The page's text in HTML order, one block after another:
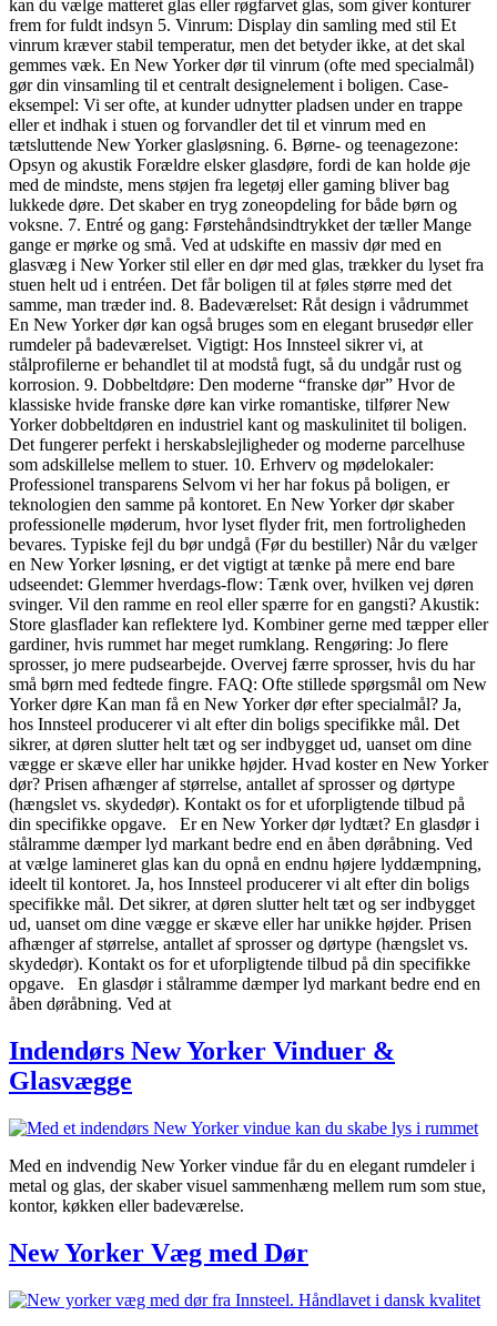
kan du vælge matteret glas eller røgfarvet glas, som giver konturer
frem for fuldt indsyn 5. Vinrum: Display din samling med stil Et
vinrum kræver stabil temperatur, men det betyder ikke, at det skal
gemmes væk. En New Yorker dør til vinrum (ofte med specialmål)
gør din vinsamling til et centralt designelement i boligen. Case-
eksempel: Vi ser ofte, at kunder udnytter pladsen under en trappe
eller et indhak i stuen og forvandler det til et vinrum med en
tætsluttende New Yorker glasløsning. 6. Børne- og teenagezone:
Opsyn og akustik Forældre elsker glasdøre, fordi de kan holde øje
med de mindste, mens støjen fra legetøj eller gaming bliver bag
lukkede døre. Det skaber en tryg zoneopdeling for både børn og
voksne. 7. Entré og gang: Førstehåndsindtrykket der tæller Mange
gange er mørke og små. Ved at udskifte en massiv dør med en
glasvæg i New Yorker stil eller en dør med glas, trækker du lyset fra
stuen helt ud i entréen. Det får boligen til at føles større med det
samme, man træder ind. 8. Badeværelset: Råt design i vådrummet
En New Yorker dør kan også bruges som en elegant brusedør eller
rumdeler på badeværelset. Vigtigt: Hos Innsteel sikrer vi, at
stålprofilerne er behandlet til at modstå fugt, så du undgår rust og
korrosion. 9. Dobbeltdøre: Den moderne “franske dør” Hvor de
klassiske hvide franske døre kan virke romantiske, tilfører New
Yorker dobbeltdøren en industriel kant og maskulinitet til boligen.
Det fungerer perfekt i herskabslejligheder og moderne parcelhuse
som adskillelse mellem to stuer. 10. Erhverv og mødelokaler:
Professionel transparens Selvom vi her har fokus på boligen, er
teknologien den samme på kontoret. En New Yorker dør skaber
professionelle møderum, hvor lyset flyder frit, men fortroligheden
bevares. Typiske fejl du bør undgå (Før du bestiller) Når du vælger
en New Yorker løsning, er det vigtigt at tænke på mere end bare
udseendet: Glemmer hverdags-flow: Tænk over, hvilken vej døren
svinger. Vil den ramme en reol eller spærre for en gangsti? Akustik:
Store glasflader kan reflektere lyd. Kombiner gerne med tæpper eller
gardiner, hvis rummet har meget rumklang. Rengøring: Jo flere
sprosser, jo mere pudsearbejde. Overvej færre sprosser, hvis du har
små børn med fedtede fingre. FAQ: Ofte stillede spørgsmål om New
Yorker døre Kan man få en New Yorker dør efter specialmål? Ja,
hos Innsteel producerer vi alt efter din boligs specifikke mål. Det
sikrer, at døren slutter helt tæt og ser indbygget ud, uanset om dine
vægge er skæve eller har unikke højder. Hvad koster en New Yorker
dør? Prisen afhænger af størrelse, antallet af sprosser og dørtype
(hængslet vs. skydedør). Kontakt os for et uforpligtende tilbud på
din specifikke opgave. Er en New Yorker dør lydtæt? En glasdør i
stålramme dæmper lyd markant bedre end en åben døråbning. Ved
at vælge lamineret glas kan du opnå en endnu højere lyddæmpning,
ideelt til kontoret. Ja, hos Innsteel producerer vi alt efter din boligs
specifikke mål. Det sikrer, at døren slutter helt tæt og ser indbygget
ud, uanset om dine vægge er skæve eller har unikke højder. Prisen
afhænger af størrelse, antallet af sprosser og dørtype (hængslet vs.
skydedør). Kontakt os for et uforpligtende tilbud på din specifikke
opgave. En glasdør i stålramme dæmper lyd markant bedre end en
åben døråbning. Ved at
Indendørs New Yorker Vinduer &
Glasvægge
Med en indvendig New Yorker vindue får du en elegant rumdeler i
metal og glas, der skaber visuel sammenhæng mellem rum som stue,
kontor, køkken eller badeværelse.
New Yorker Væg med Dør